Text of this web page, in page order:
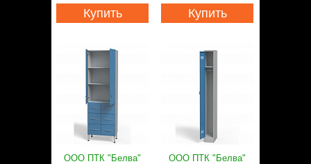
Купить Купить
ООО ПТК "Белва"
ООО ПТК "Белва"